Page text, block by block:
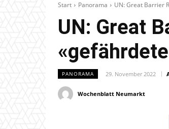
Start Panorama UN: Great Barrier
UN: Great
PANORAMA 29. November 2022
Wochenblatt Neumarkt